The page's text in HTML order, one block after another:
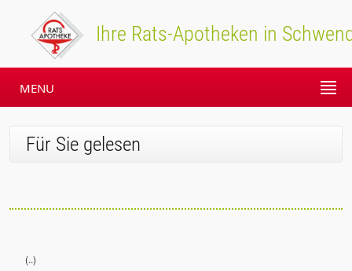
Ihre Rats-Apotheken in
MENU
Für Sie gelesen
(..)